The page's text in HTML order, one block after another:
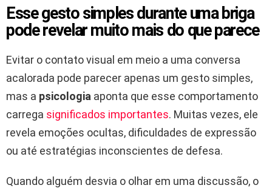
Esse gesto simples durante uma briga
pode revelar muito mais do que parece
Evitar o contato visual em meio a uma conversa
acalorada pode parecer apenas um gesto simples,
mas a psicologia aponta que esse comportamento
carrega significados importantes. Muitas vezes, ele
revela emoções ocultas, dificuldades de expressão
ou até estratégias inconscientes de defesa.
Quando alguém desvia o olhar em uma discussão, o